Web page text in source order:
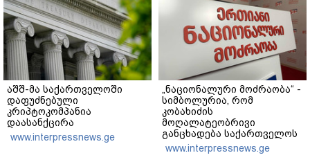
აშშ-მა საქართველოში
დაფუძნებული
კრიპტოკომპანია
დაასანქცირა
www.interpressnews.ge
„ნაციონალური მოძრაობა“ -
სიმბოლურია, რომ
კობახიძის
მოღალატეობრივი
განცხადება საქართველოს
თავისუფლებისთვის
შეწირული გმირების
www.interpressnews.ge